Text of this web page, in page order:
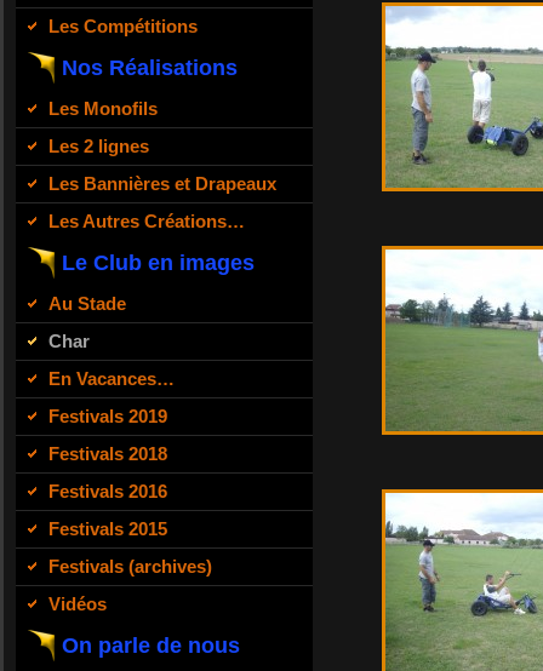
Les Compétitions
Nos Réalisations
Les Monofils
Les 2 lignes
Les Bannières et Drapeaux
Les Autres Créations…
Le Club en images
Au Stade
Char
En Vacances…
Festivals 2019
Festivals 2018
Festivals 2016
Festivals 2015
Festivals (archives)
Vidéos
On parle de nous